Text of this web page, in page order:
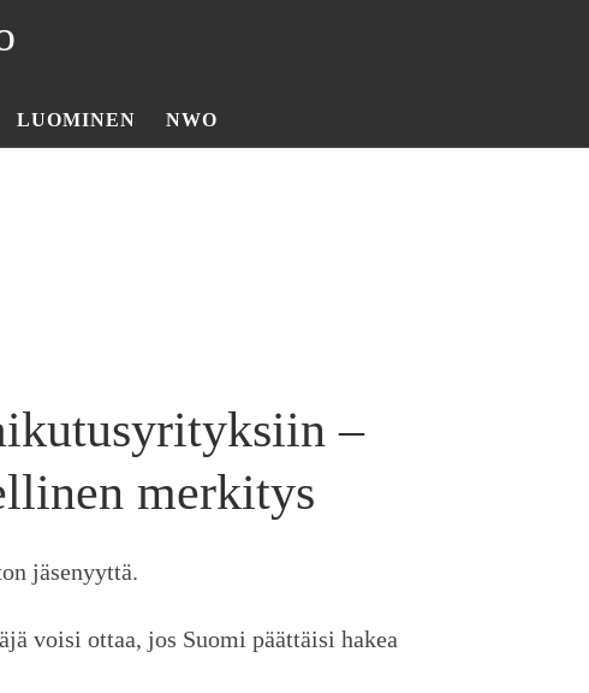
LUOMINEN NWO
–
merkitys
jäsenyyttä.
voisi ottaa, jos Suomi päättäisi hakea